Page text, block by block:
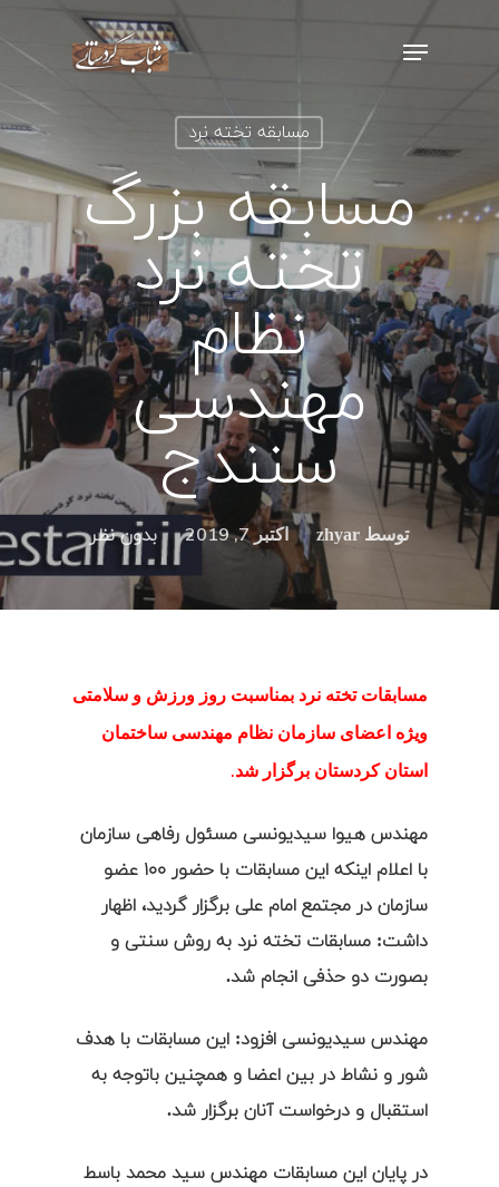
اینتر را برای جستجو و یا ESC برای بستن
بفشارید مسابقه تخته نرد
مسابقه بزرگ
تخته نرد
نظام
مهندسی
سنندج
توسط zhyar اکتبر 7, 2019 بدون نظر
مسابقات تخته نرد بمناسبت روز ورزش و سلامتی
ویژه اعضای سازمان نظام مهندسی ساختمان
استان کردستان برگزار شد.
مهندس هیوا سیدیونسی مسئول رفاهی سازمان
با اعلام اینکه این مسابقات با حضور ۱۰۰ عضو
سازمان در مجتمع امام علی برگزار گردید، اظهار
داشت: مسابقات تخته نرد به روش سنتی و
بصورت دو حذفی انجام شد.
مهندس سیدیونسی افزود: این مسابقات با هدف
شور و نشاط در بین اعضا و همچنین باتوجه به
استقبال و درخواست آنان برگزار شد.
در پایان این مسابقات مهندس سید محمد باسط